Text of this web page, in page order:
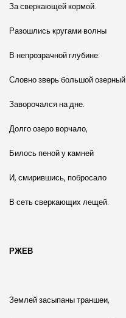
За сверкающей кормой.
Разошлись кругами волны
В непрозрачной глубине:
Словно зверь большой озерный
Заворочался на дне.
Долго озеро ворчало,
Билось пеной у камней
И, смирившись, побросало
В сеть сверкающих лещей.
РЖЕВ
Землей засыпаны траншеи,